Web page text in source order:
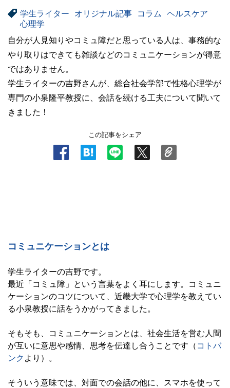
学生ライター オリジナル記事 コラム
ヘルスケア
心理学
自分が人見知りやコミュ障だと思っている人は、事務的な
やり取りはできても雑談などのコミュニケーションが得意
ではありません。
学生ライターの吉野さんが、総合社会学部で性格心理学が
専門の小泉隆平教授に、会話を続ける工夫について聞いて
きました！
この記事をシェア
コミュニケーションとは
学生ライターの吉野です。
最近「コミュ障」という言葉をよく耳にします。コミュニ
ケーションのコツについて、近畿大学で心理学を教えてい
る小泉教授に話をうかがってきました。
そもそも、コミュニケーションとは、社会生活を営む人間
が互いに意思や感情、思考を伝達し合うことです（ コトバ
ンク より）。
そういう意味では、対面での会話の他に、スマホを使って